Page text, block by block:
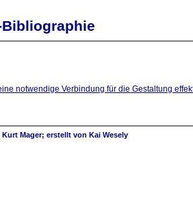
notwendige Verbindung für die Gestaltung
Mager; erstellt von Kai Wesely